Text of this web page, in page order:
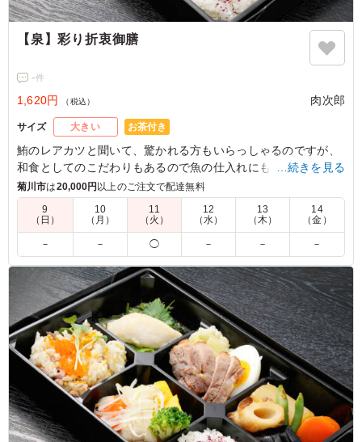
【泉】彩り折衷御膳
-件
1,620円 （税込） 肉次郎
サイズ 大きい お茶付き
鮪のレアカツと聞いて、驚かれる方もいらっしゃるのですが、
和食としてのこだわりもあるので魚の仕入れにもこだわってい
ます。是非自慢のレアカツ弁当をお召し上がりください。
…続きを見る
菊川市は20,000円 以上のご注文で配達無料
9
（日）
10
（月）
11
（火）
12
（水）
13
（木）
14
（金）
－ － ◯ － － －